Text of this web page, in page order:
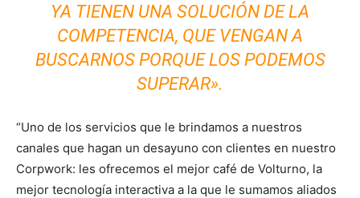
YA TIENEN UNA SOLUCIÓN DE LA
COMPETENCIA, QUE VENGAN A
BUSCARNOS PORQUE LOS PODEMOS
SUPERAR».
“Uno de los servicios que le brindamos a nuestros
canales que hagan un desayuno con clientes en nuestro
Corpwork: les ofrecemos el mejor café de Volturno, la
mejor tecnología interactiva a la que le sumamos aliados